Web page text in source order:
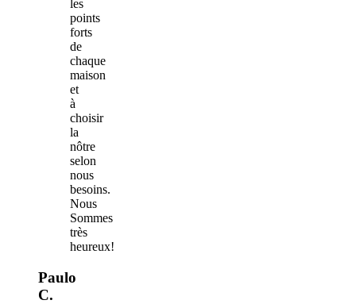
les
points
forts
de
chaque
maison
et
à
choisir
la
nôtre
selon
nous
besoins.
Nous
Sommes
très
heureux!
Paulo
C.